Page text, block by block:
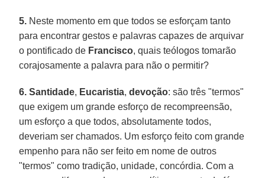
5. Neste momento em que todos se esforçam tanto
para encontrar gestos e palavras capazes de arquivar
o pontificado de Francisco, quais teólogos tomarão
corajosamente a palavra para não o permitir?
6. Santidade, Eucaristia,devoção: são três "termos"
que exigem um grande esforço de recompreensão,
um esforço a que todos, absolutamente todos,
deveriam ser chamados. Um esforço feito com grande
empenho para não ser feito em nome de outros
"termos" como tradição, unidade, concórdia. Com a